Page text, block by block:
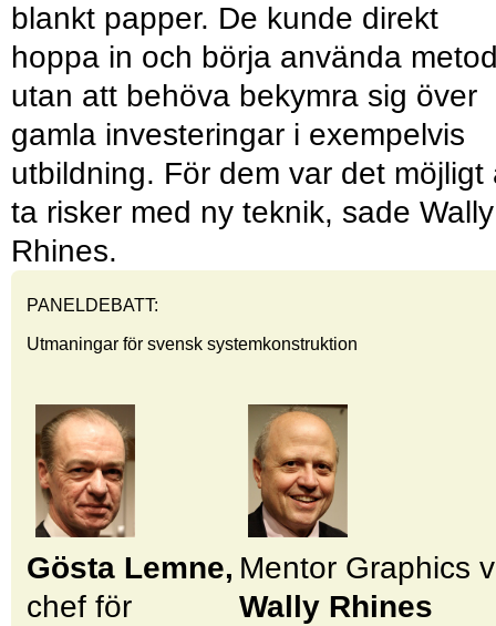
blankt papper. De kunde direkt
hoppa in och börja använda
utan att behöva bekymra sig över
gamla investeringar i exempelvis
utbildning. För dem var det möjligt
ta risker med ny teknik, sade Wally
Rhines.
PANELDEBATT:
Utmaningar för svensk systemkonstruktion
Gösta Lemne,
chef för
Mentor Graphics
Wally Rhines